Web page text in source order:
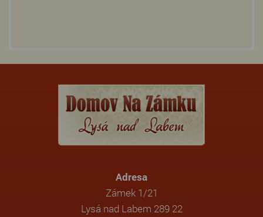
Adresa
Zámek 1/21
Lysá nad Labem 289 22